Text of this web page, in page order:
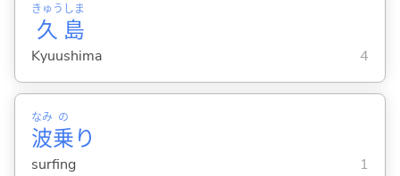
久
きゅう
島
しま
Kyuushima 4
波
なみ
乗
の
り
surfing 1